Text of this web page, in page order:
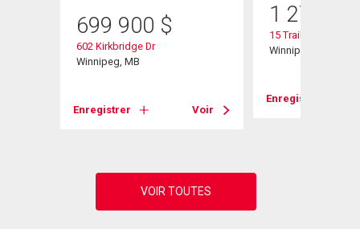
699 900 $
602 Kirkbridge Dr
Winnipeg, MB
Enregistrer Voir
1 276
15 Trailside
Winnipeg, MB
Enregistrer